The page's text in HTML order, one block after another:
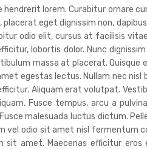
lorem. Curabitur ornare
eget dignissim non,
odio elit, cursus at facilisis
lobortis dolor. Nunc
massa at placerat. Quisque
egestas lectus. Nullam nec
Aliquam erat volutpat.
Fusce tempus, arcu a
malesuada luctus dictum.
vel odio sit amet nisl
amet. Maecenas efficitur